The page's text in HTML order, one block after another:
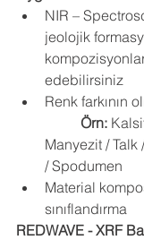
NIR –
jeolojik
edebilirsiniz
Renk farkının
Örn:
Manyezit /
/ Spodumen
Material
sınıflandırma
REDWAVE - XRF